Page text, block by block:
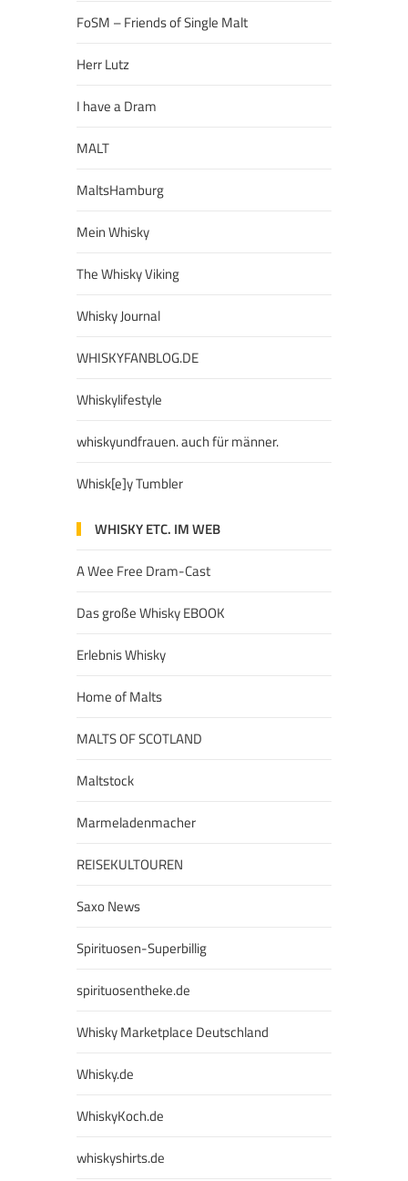
FoSM – Friends of Single Malt
Herr Lutz
I have a Dram
MALT
MaltsHamburg
Mein Whisky
The Whisky Viking
Whisky Journal
WHISKYFANBLOG.DE
Whiskylifestyle
whiskyundfrauen. auch für männer.
Whisk[e]y Tumbler
WHISKY ETC. IM WEB
A Wee Free Dram-Cast
Das große Whisky EBOOK
Erlebnis Whisky
Home of Malts
MALTS OF SCOTLAND
Maltstock
Marmeladenmacher
REISEKULTOUREN
Saxo News
Spirituosen-Superbillig
spirituosentheke.de
Whisky Marketplace Deutschland
Whisky.de
WhiskyKoch.de
whiskyshirts.de